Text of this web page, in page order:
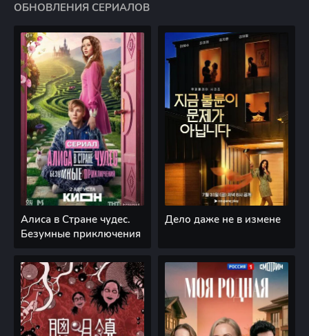
ОБНОВЛЕНИЯ СЕРИАЛОВ
Алиса в Стране чудес.
Безумные приключения
Дело даже не в измене